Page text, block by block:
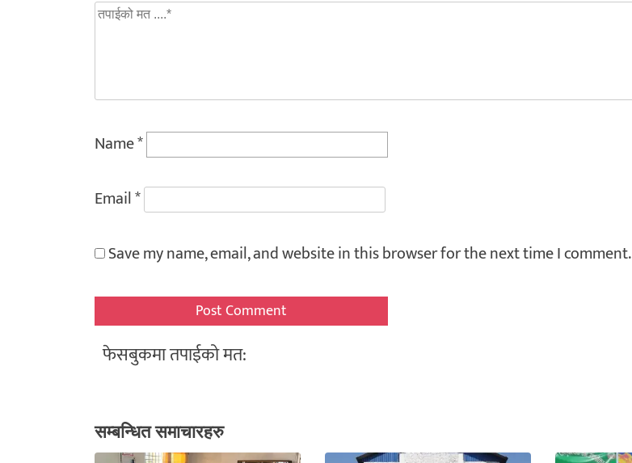
Name*
Email*
Save my name, email, and website in this browser for the next time I comment.
फेसबुकमा तपाईको मत:
सम्बन्धित समाचारहरु